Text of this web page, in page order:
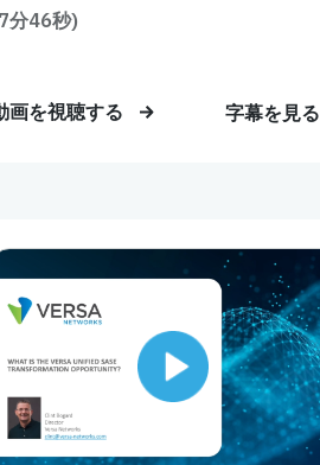
分46秒)
画を視聴する 字幕を見る